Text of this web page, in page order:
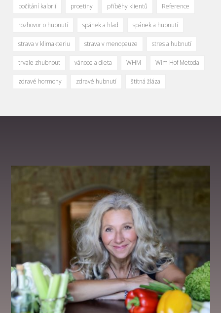
počítání kalorií proetiny příběhy klientů Reference
rozhovor o hubnutí spánek a hlad spánek a hubnutí
strava v klimakteriu strava v menopauze stres a hubnutí
trvale zhubnout vánoce a dieta WHM Wim Hof Metoda
zdravé hormony zdravé hubnutí štítná žláza